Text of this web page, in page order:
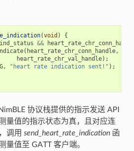
(void )
{
&&
( heart_rate_chr_conn_handle,
heart_rate_chr_val_handle);
, "heart rate indication sent!" );
协议栈提供的指示发送 API
量值的指示状态为真，且对应连
调用 send_heart_rate_indication函
量值至 GATT 客户端。